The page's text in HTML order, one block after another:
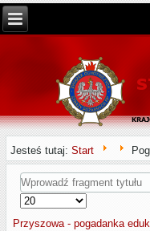
Jesteś tutaj:Start
Wprowadź
fragment
tytułu
Pokaż
#
Przyszowa - pogadanka